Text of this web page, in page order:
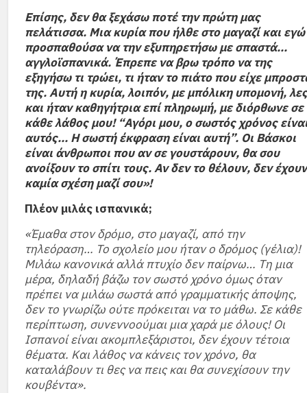
Επίσης, δεν θα ξεχάσω ποτέ την πρώτη μας
πελάτισσα. Μια κυρία που ήλθε στο μαγαζί και εγώ
προσπαθούσα να την εξυπηρετήσω με σπαστά…
αγγλοϊσπανικά. Έπρεπε να βρω τρόπο να της
εξηγήσω τι τρώει, τι ήταν το πιάτο που είχε
της. Αυτή η κυρία, λοιπόν, με μπόλικη υπομονή, λες
και ήταν καθηγήτρια επί πληρωμή, με διόρθωνε σε
κάθε λάθος μου! “Αγόρι μου, ο σωστός χρόνος
αυτός… Η σωστή έκφραση είναι αυτή”. Οι Βάσκοι
είναι άνθρωποι που αν σε γουστάρουν, θα σου
ανοίξουν το σπίτι τους. Αν δεν το θέλουν, δεν έχουν
καμία σχέση μαζί σου»!
Πλέον μιλάς ισπανικά;
«Έμαθα στον δρόμο, στο μαγαζί, από την
τηλεόραση… Το σχολείο μου ήταν ο δρόμος (γέλια)!
Μιλάω κανονικά αλλά πτυχίο δεν παίρνω… Τη μια
μέρα, δηλαδή βάζω τον σωστό χρόνο όμως όταν
πρέπει να μιλάω σωστά από γραμματικής άποψης,
δεν το γνωρίζω ούτε πρόκειται να το μάθω. Σε κάθε
περίπτωση, συνεννοούμαι μια χαρά με όλους! Οι
Ισπανοί είναι ακομπλεξάριστοι, δεν έχουν τέτοια
θέματα. Και λάθος να κάνεις τον χρόνο, θα
καταλάβουν τι θες να πεις και θα συνεχίσουν την
κουβέντα».